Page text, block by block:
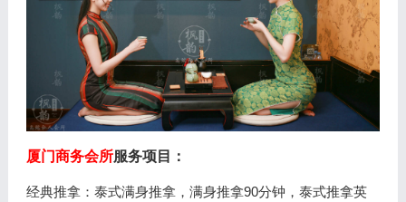
厦门商务会所服务项目：
经典推拿：泰式满身推拿，满身推拿90分钟，泰式推拿英